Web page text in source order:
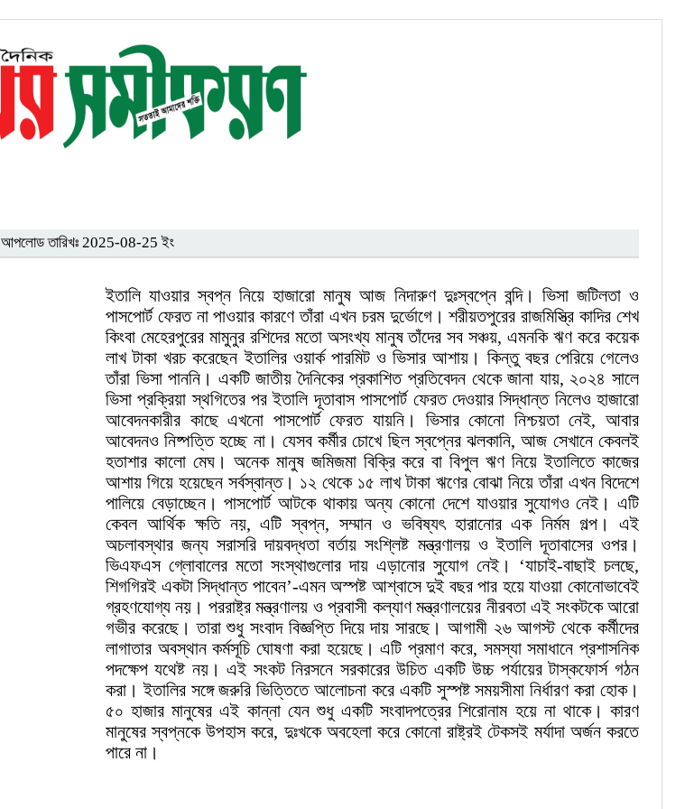
আপলোড তারিখঃ 2025-08-25 ইং
ইতালি যাওয়ার স্বপ্ন নিয়ে হাজারো মানুষ আজ নিদারুণ দুঃস্বপ্নে বন্দি। ভিসা জটিলতা ও
পাসপোর্ট ফেরত না পাওয়ার কারণে তাঁরা এখন চরম দুর্ভোগে। শরীয়তপুরের রাজমিস্ত্রি কাদির শেখ
কিংবা মেহেরপুরের মামুনুর রশিদের মতো অসংখ্য মানুষ তাঁদের সব সঞ্চয়, এমনকি ঋণ করে কয়েক
লাখ টাকা খরচ করেছেন ইতালির ওয়ার্ক পারমিট ও ভিসার আশায়। কিন্তু বছর পেরিয়ে গেলেও
তাঁরা ভিসা পাননি। একটি জাতীয় দৈনিকের প্রকাশিত প্রতিবেদন থেকে জানা যায়, ২০২৪ সালে
ভিসা প্রক্রিয়া স্থগিতের পর ইতালি দূতাবাস পাসপোর্ট ফেরত দেওয়ার সিদ্ধান্ত নিলেও হাজারো
আবেদনকারীর কাছে এখনো পাসপোর্ট ফেরত যায়নি। ভিসার কোনো নিশ্চয়তা নেই, আবার
আবেদনও নিষ্পত্তি হচ্ছে না। যেসব কর্মীর চোখে ছিল স্বপ্নের ঝলকানি, আজ সেখানে কেবলই
হতাশার কালো মেঘ। অনেক মানুষ জমিজমা বিক্রি করে বা বিপুল ঋণ নিয়ে ইতালিতে কাজের
আশায় গিয়ে হয়েছেন সর্বস্বান্ত। ১২ থেকে ১৫ লাখ টাকা ঋণের বোঝা নিয়ে তাঁরা এখন বিদেশে
পালিয়ে বেড়াচ্ছেন। পাসপোর্ট আটকে থাকায় অন্য কোনো দেশে যাওয়ার সুযোগও নেই। এটি
কেবল আর্থিক ক্ষতি নয়, এটি স্বপ্ন, সম্মান ও ভবিষ্যৎ হারানোর এক নির্মম গল্প। এই
অচলাবস্থার জন্য সরাসরি দায়বদ্ধতা বর্তায় সংশ্লিষ্ট মন্ত্রণালয় ও ইতালি দূতাবাসের ওপর।
ভিএফএস গ্লোবালের মতো সংস্থাগুলোর দায় এড়ানোর সুযোগ নেই। ‘যাচাই-বাছাই চলছে,
শিগগিরই একটা সিদ্ধান্ত পাবেন’-এমন অস্পষ্ট আশ্বাসে দুই বছর পার হয়ে যাওয়া কোনোভাবেই
গ্রহণযোগ্য নয়। পররাষ্ট্র মন্ত্রণালয় ও প্রবাসী কল্যাণ মন্ত্রণালয়ের নীরবতা এই সংকটকে আরো
গভীর করেছে। তারা শুধু সংবাদ বিজ্ঞপ্তি দিয়ে দায় সারছে। আগামী ২৬ আগস্ট থেকে কর্মীদের
লাগাতার অবস্থান কর্মসূচি ঘোষণা করা হয়েছে। এটি প্রমাণ করে, সমস্যা সমাধানে প্রশাসনিক
পদক্ষেপ যথেষ্ট নয়। এই সংকট নিরসনে সরকারের উচিত একটি উচ্চ পর্যায়ের টাস্কফোর্স গঠন
করা। ইতালির সঙ্গে জরুরি ভিত্তিতে আলোচনা করে একটি সুস্পষ্ট সময়সীমা নির্ধারণ করা হোক।
৫০ হাজার মানুষের এই কান্না যেন শুধু একটি সংবাদপত্রের শিরোনাম হয়ে না থাকে। কারণ
মানুষের স্বপ্নকে উপহাস করে, দুঃখকে অবহেলা করে কোনো রাষ্ট্রই টেকসই মর্যাদা অর্জন করতে
পারে না।